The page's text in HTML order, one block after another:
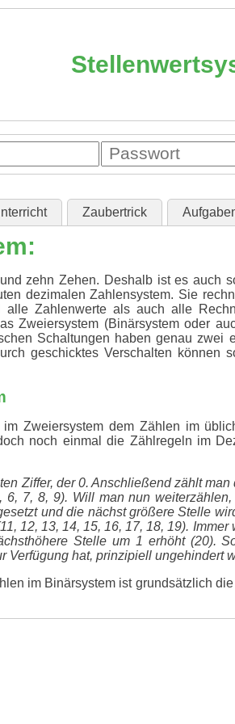
zehn Zehen. Deshalb ist es auch
dezimalen Zahlensystem. Sie
Zahlenwerte als auch alle
Zweiersystem (Binärsystem oder
Schaltungen haben genau zwei
geschicktes Verschalten können
Zweiersystem dem Zählen im
noch einmal die Zählregeln im
Ziffer, der 0. Anschließend zählt
6, 7, 8, 9). Will man nun
und die nächst größere Stelle
12, 13, 14, 15, 16, 17, 18, 19).
Stelle um 1 erhöht (20).
Verfügung hat, prinzipiell ungehindert
im Binärsystem ist grundsätzlich
Zaubertrick